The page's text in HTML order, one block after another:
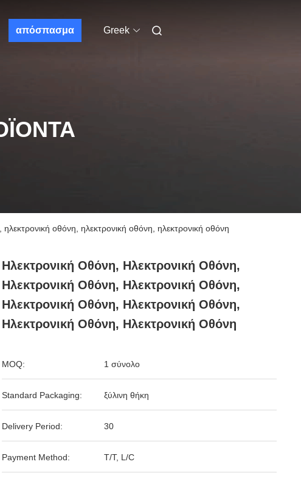
απόσπασμα Greek
οθόνη, ηλεκτρονική οθόνη, ηλεκτρονική οθόνη
Ηλεκτρονική Οθόνη, Ηλεκτρονική Οθόνη,
Ηλεκτρονική Οθόνη, Ηλεκτρονική Οθόνη,
Ηλεκτρονική Οθόνη, Ηλεκτρονική Οθόνη,
Ηλεκτρονική Οθόνη, Ηλεκτρονική Οθόνη
MOQ: 1 σύνολο
Standard Packaging: ξύλινη θήκη
Delivery Period: 30
Payment Method: T/T, L/C